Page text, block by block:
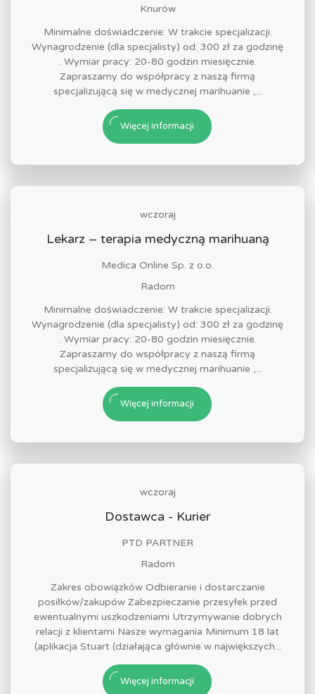
Knurów
Minimalne doświadczenie: W trakcie specjalizacji.
Wynagrodzenie (dla specjalisty) od: 300 zł za godzinę
. Wymiar pracy: 20-80 godzin miesięcznie.
Zapraszamy do współpracy z naszą firmą
specjalizującą się w medycznej marihuanie ,...
Więcej informacji
wczoraj
Lekarz – terapia medyczną marihuaną
Medica Online Sp. z o.o.
Radom
Minimalne doświadczenie: W trakcie specjalizacji.
Wynagrodzenie (dla specjalisty) od: 300 zł za godzinę
. Wymiar pracy: 20-80 godzin miesięcznie.
Zapraszamy do współpracy z naszą firmą
specjalizującą się w medycznej marihuanie ,...
Więcej informacji
wczoraj
Dostawca - Kurier
PTD PARTNER
Radom
Zakres obowiązków Odbieranie i dostarczanie
posiłków/zakupów Zabezpieczanie przesyłek przed
ewentualnymi uszkodzeniami Utrzymywanie dobrych
relacji z klientami Nasze wymagania Minimum 18 lat
(aplikacja Stuart (działająca głównie w największych...
Więcej informacji